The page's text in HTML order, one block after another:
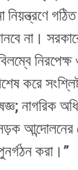
না।
নিরপেক্ষ
করে
নাগরিক
আন্দোলনের
করা।”